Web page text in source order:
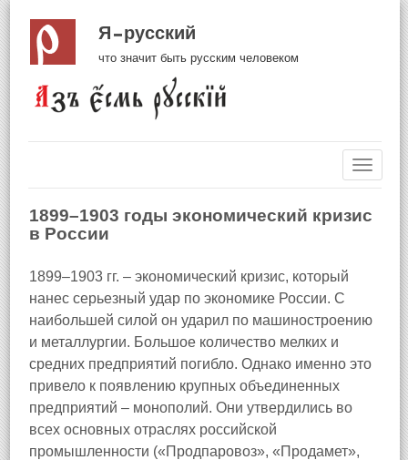
Я русский
что значит быть русским человеком
1899–1903 годы экономический кризис
в России
1899–1903 гг. – экономический кризис, который
нанес серьезный удар по экономике России. С
наибольшей силой он ударил по машиностроению
и металлургии. Большое количество мелких и
средних предприятий погибло. Однако именно это
привело к появлению крупных объединенных
предприятий – монополий. Они утвердились во
всех основных отраслях российской
промышленности («Продпаровоз», «Продамет»,